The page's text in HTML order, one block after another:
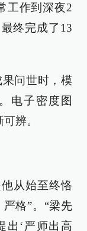
工作到深夜2
终完成了13
问世时，模
电子密度图
辨。
从始至终恪
格”。“梁先
出‘严师出高